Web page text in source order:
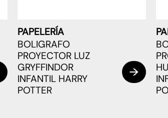
PAPELERÍA
BOLIGRAFO
PROYECTOR LUZ
GRYFFINDOR
INFANTIL HARRY
POTTER